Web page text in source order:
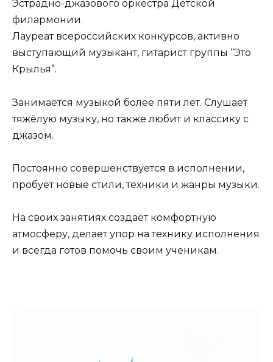
Эстрадно-джазового оркестра Детской
филармонии.
Лауреат всероссийских конкурсов, активно
выступающий музыкант, гитарист группы “Это
Крылья”.
Занимается музыкой более пяти лет. Слушает
тяжёлую музыку, но также любит и классику с
джазом.
Постоянно совершенствуется в исполнении,
пробует новые стили, техники и жанры музыки.
На своих занятиях создаёт комфортную
атмосферу, делает упор на технику исполнения
и всегда готов помочь своим ученикам.